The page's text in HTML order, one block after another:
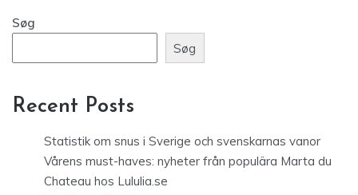
Søg
Søg
Recent Posts
Statistik om snus i Sverige och svenskarnas vanor
Vårens must-haves: nyheter från populära Marta du
Chateau hos Lululia.se